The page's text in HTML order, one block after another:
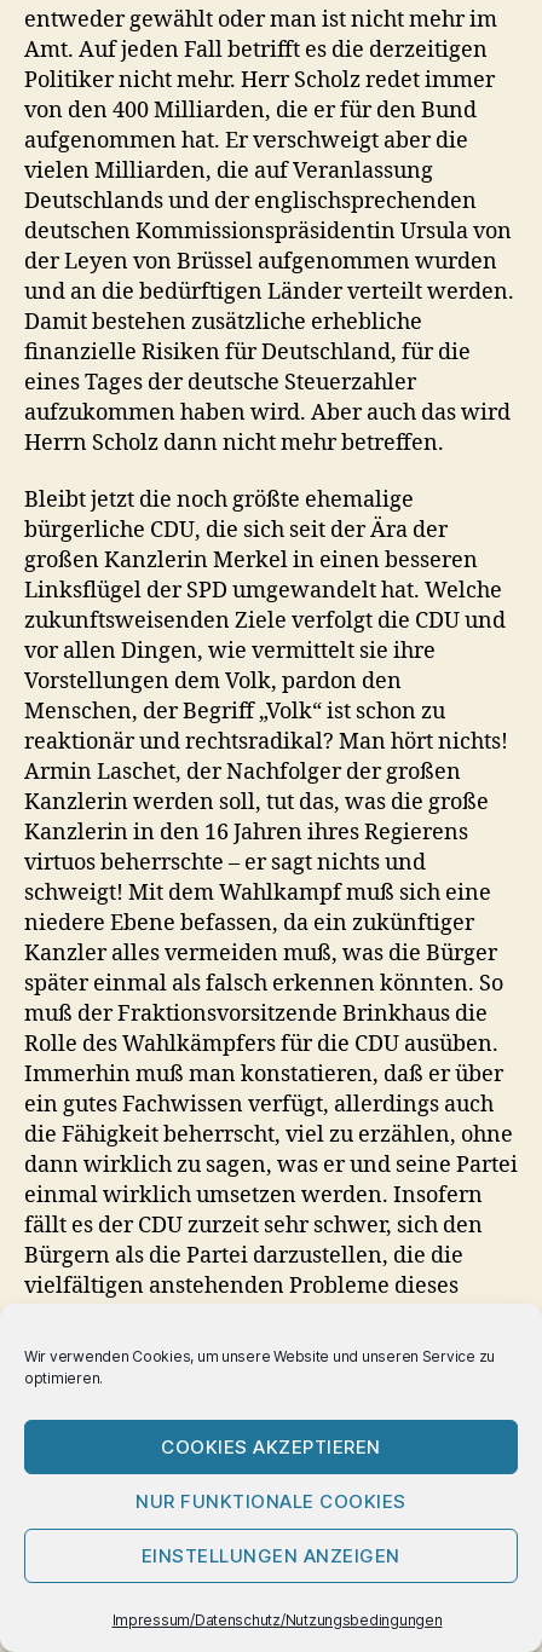
Wir verwenden Cookies, um unsere Website und unseren Service zu
optimieren.
COOKIES AKZEPTIEREN
NUR FUNKTIONALE COOKIES
EINSTELLUNGEN ANZEIGEN
Impressum/Datenschutz/Nutzungsbedingungen
entweder gewählt oder man ist nicht mehr im
Amt. Auf jeden Fall betrifft es die derzeitigen
Politiker nicht mehr. Herr Scholz redet immer
von den 400 Milliarden, die er für den Bund
aufgenommen hat. Er verschweigt aber die
vielen Milliarden, die auf Veranlassung
Deutschlands und der englischsprechenden
deutschen Kommissionspräsidentin Ursula von
der Leyen von Brüssel aufgenommen wurden
und an die bedürftigen Länder verteilt werden.
Damit bestehen zusätzliche erhebliche
finanzielle Risiken für Deutschland, für die
eines Tages der deutsche Steuerzahler
aufzukommen haben wird. Aber auch das wird
Herrn Scholz dann nicht mehr betreffen.
Bleibt jetzt die noch größte ehemalige
bürgerliche CDU, die sich seit der Ära der
großen Kanzlerin Merkel in einen besseren
Linksflügel der SPD umgewandelt hat. Welche
zukunftsweisenden Ziele verfolgt die CDU und
vor allen Dingen, wie vermittelt sie ihre
Vorstellungen dem Volk, pardon den
Menschen, der Begriff „Volk“ ist schon zu
reaktionär und rechtsradikal? Man hört nichts!
Armin Laschet, der Nachfolger der großen
Kanzlerin werden soll, tut das, was die große
Kanzlerin in den 16 Jahren ihres Regierens
virtuos beherrschte – er sagt nichts und
schweigt! Mit dem Wahlkampf muß sich eine
niedere Ebene befassen, da ein zukünftiger
Kanzler alles vermeiden muß, was die Bürger
später einmal als falsch erkennen könnten. So
muß der Fraktionsvorsitzende Brinkhaus die
Rolle des Wahlkämpfers für die CDU ausüben.
Immerhin muß man konstatieren, daß er über
ein gutes Fachwissen verfügt, allerdings auch
die Fähigkeit beherrscht, viel zu erzählen, ohne
dann wirklich zu sagen, was er und seine Partei
einmal wirklich umsetzen werden. Insofern
fällt es der CDU zurzeit sehr schwer, sich den
Bürgern als die Partei darzustellen, die die
vielfältigen anstehenden Probleme dieses
Und da ist die andere bürgerliche Partei, die
Zeitraum im Grunde genommen so verhalten,
wie die anderen Parteien auch. Sie scheint
mittlerweile den Anspruch zu haben, sich
etwas von den übrigen Parteien inhaltlich
abzusetzen, indem sie besonders darauf
hinweist, daß die Besteuerung in Deutschland
der Wirtschaft mehr schadet, als dem Staat